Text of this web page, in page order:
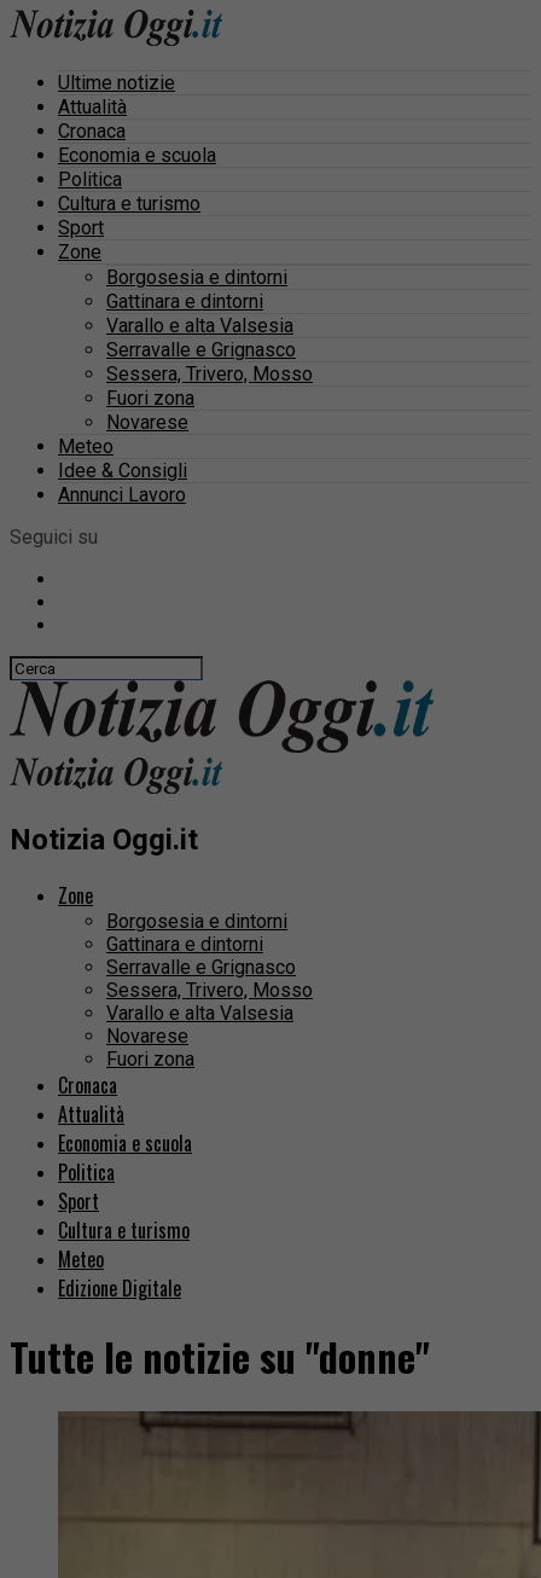
Ultime notizie
Attualità
Cronaca
Economia e scuola
Politica
Cultura e turismo
Sport
Zone
Borgosesia e dintorni
Gattinara e dintorni
Varallo e alta Valsesia
Serravalle e Grignasco
Sessera, Trivero, Mosso
Fuori zona
Novarese
Meteo
Idee & Consigli
Annunci Lavoro
Seguici su
Notizia Oggi.it
Zone
Borgosesia e dintorni
Gattinara e dintorni
Serravalle e Grignasco
Sessera, Trivero, Mosso
Varallo e alta Valsesia
Novarese
Fuori zona
Cronaca
Attualità
Economia e scuola
Politica
Sport
Cultura e turismo
Meteo
Edizione Digitale
Tutte le notizie su "donne"